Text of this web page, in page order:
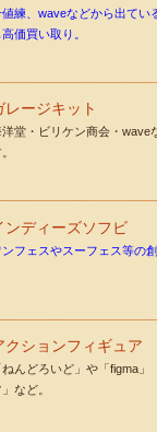
値練、waveなどから出て
高価買い取り。
レージキット
洋堂・ビリケン商会・
ンディーズソフビ
ンフェスやスーフェス等の
クションフィギュア
ねんどろいど」や「figma
」など。